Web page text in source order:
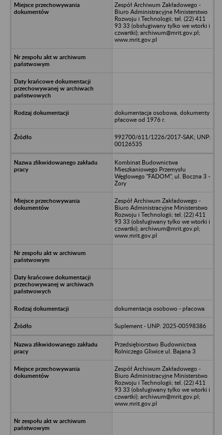
Zespół Archiwum Zakładowego -
Biuro Administracyjne Ministerstwo
Rozwoju i Technologii; tel. (22) 411
93 33 (obsługiwany tylko we wtorki i
czwartki); archiwum@mrit.gov.pl;
www.mrit.gov.pl
dokumentacja osobowa, dokumenty
płacowe od 1976 r.
992700/611/1226/2017-SAK; UNP:
00126535
Kombinat Budownictwa
Mieszkaniowego Przemysłu
Węglowego "FADOM", ul. Boczna 3 -
Żory
Zespół Archiwum Zakładowego -
Biuro Administracyjne Ministerstwo
Rozwoju i Technologii; tel. (22) 411
93 33 (obsługiwany tylko we wtorki i
czwartki); archiwum@mrit.gov.pl;
www.mrit.gov.pl
dokumentacja osobowo - płacowa
Suplement - UNP: 2025-00598386
Przedsiębiorstwo Budownictwa
Rolniczego Gliwice ul. Bajana 3
Zespół Archiwum Zakładowego -
Biuro Administracyjne Ministerstwo
Rozwoju i Technologii; tel. (22) 411
93 33 (obsługiwany tylko we wtorki i
czwartki); archiwum@mrit.gov.pl;
www.mrit.gov.pl